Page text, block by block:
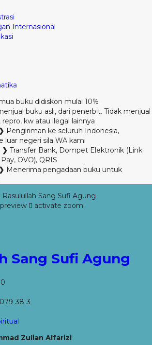
Internasional
buku didiskon mulai 10%
buku asli, dari penerbit. Tidak menjual
repro, kw atau ilegal lainnya
Pengiriman ke seluruh Indonesia,
luar negeri sila WA kami
❯ Transfer Bank, Dompet Elektronik (Link
OVO), QRIS
Menerima pengadaan buku untuk
Rasulullah Sang Sufi Agung
activate zoom
Sang Sufi Agung
38-3
Zulian Alfarizi